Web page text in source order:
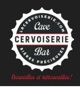
contenu